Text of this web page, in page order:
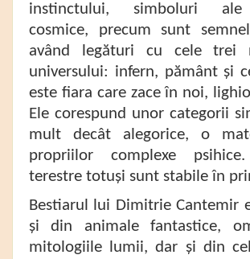
instinctului, simboluri ale
cosmice, precum sunt
având legături cu cele trei
universului: infern, pământ și
este fiara care zace în noi,
Ele corespund unor categorii
mult decât alegorice, o
propriilor complexe
terestre totuși sunt stabile în
Bestiarul lui Dimitrie Cantemir
și din animale fantastice,
mitologiile lumii, dar și din